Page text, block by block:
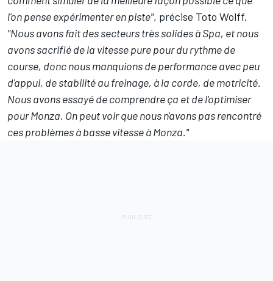
l'on pense expérimenter en piste", précise Toto Wolff.
"Nous avons fait des secteurs très solides à Spa, et nous
avons sacrifié de la vitesse pure pour du rythme de
course, donc nous manquions de performance avec peu
d'appui, de stabilité au freinage, à la corde, de motricité.
Nous avons essayé de comprendre ça et de l'optimiser
pour Monza. On peut voir que nous n'avons pas rencontré
ces problèmes à basse vitesse à Monza."